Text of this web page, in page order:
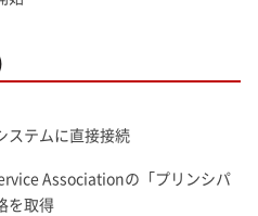
ステムに直接接続
Associationの「プリンシパ
を取得